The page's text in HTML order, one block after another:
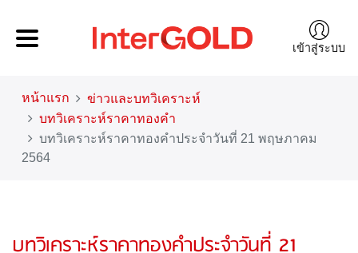
เข้าสู่ระบบ
หน้าแรก
ข่าวและบทวิเคราะห์
บทวิเคราะห์ราคาทองคำ
บทวิเคราะห์ราคาทองคำประจำวันที่ 21 พฤษภาคม
2564
บทวิเคราะห์ราคาทองคำประจำวันที่ 21